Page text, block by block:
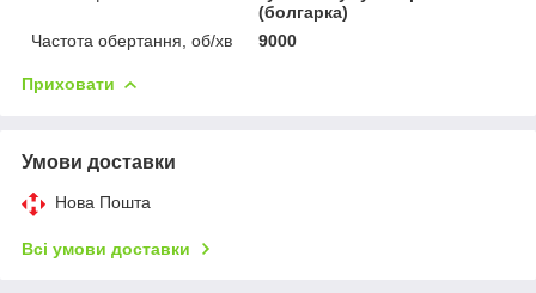
(болгарка)
Частота обертання, об/хв
9000
Приховати
Умови доставки
Нова Пошта
Всі умови доставки